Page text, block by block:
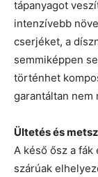
tápanyagot
intenzívebb
cserjéket, a
semmiképpen
történhet
garantáltan nem
Ültetés és
A késő ősz a
szárúak